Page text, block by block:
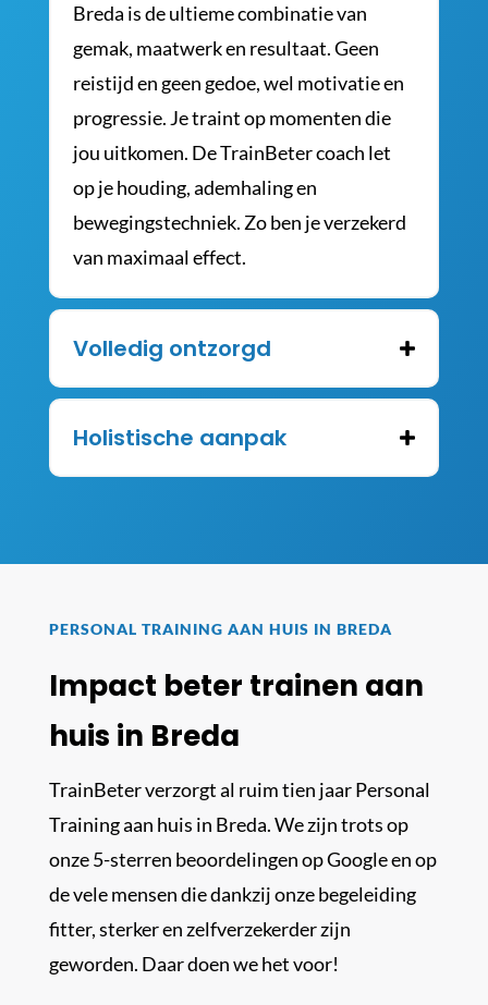
Breda is de ultieme combinatie van
gemak, maatwerk en resultaat. Geen
reistijd en geen gedoe, wel motivatie en
progressie. Je traint op momenten die
jou uitkomen. De TrainBeter coach let
op je houding, ademhaling en
bewegingstechniek. Zo ben je verzekerd
van maximaal effect.
Volledig ontzorgd
Holistische aanpak
PERSONAL TRAINING AAN HUIS IN BREDA
Impact beter trainen aan
huis in Breda
TrainBeter verzorgt al ruim tien jaar Personal
Training aan huis in Breda. We zijn trots op
onze 5-sterren beoordelingen op Google en op
de vele mensen die dankzij onze begeleiding
fitter, sterker en zelfverzekerder zijn
geworden. Daar doen we het voor!